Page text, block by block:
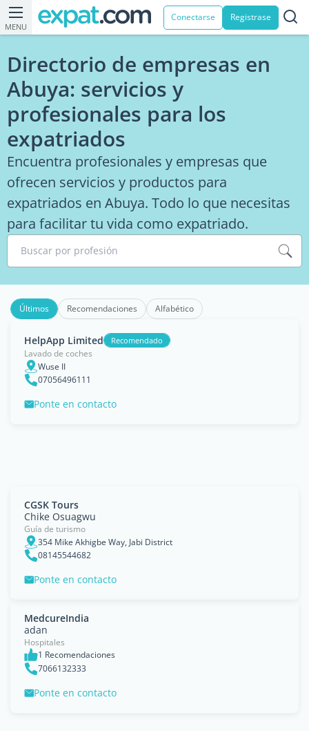
MENU
Conectarse Registrase
Directorio de empresas en
Abuya: servicios y
profesionales para los
expatriados
Encuentra profesionales y empresas que
ofrecen servicios y productos para
expatriados en Abuya. Todo lo que necesitas
para facilitar tu vida como expatriado.
Buscar por profesión
Últimos Recomendaciones Alfabético
HelpApp Limited Recomendado
Lavado de coches
Wuse II
07056496111
Ponte en contacto
CGSK Tours
Chike Osuagwu
Guía de turismo
354 Mike Akhigbe Way, Jabi District
08145544682
Ponte en contacto
MedcureIndia
adan
Hospitales
1 Recomendaciones
7066132333
Ponte en contacto